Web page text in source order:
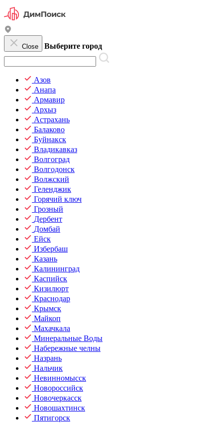
Close Выберите город
Азов
Анапа
Армавир
Архыз
Астрахань
Балаково
Буйнакск
Владикавказ
Волгоград
Волгодонск
Волжский
Геленджик
Горячий ключ
Грозный
Дербент
Домбай
Ейск
Избербаш
Казань
Калининград
Каспийск
Кизилюрт
Краснодар
Крымск
Майкоп
Махачкала
Минеральные Воды
Набережные челны
Назрань
Нальчик
Невинномысск
Новороссийск
Новочеркасск
Новошахтинск
Пятигорск